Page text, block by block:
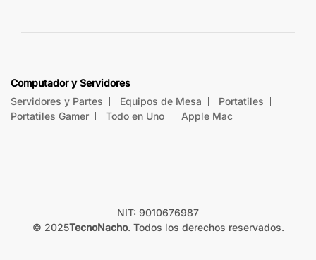
Computador y Servidores
Servidores y Partes
Equipos de Mesa
Portatiles
Portatiles Gamer
Todo en Uno Apple Mac
NIT: 9010676987
© 2025TecnoNacho. Todos los derechos reservados.